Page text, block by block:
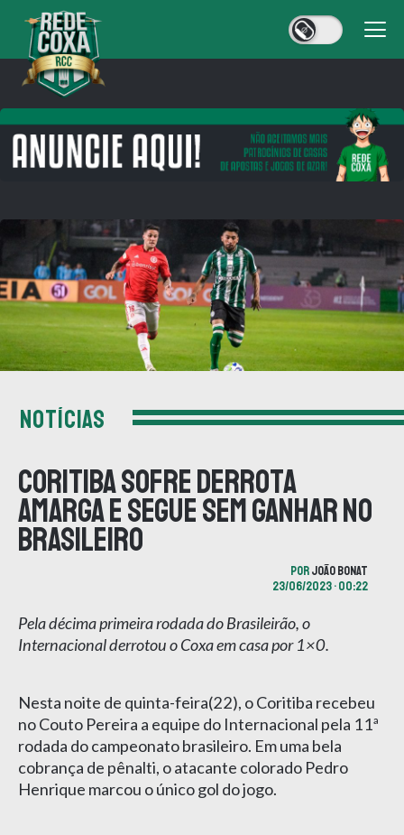
NOTÍCIAS
Coritiba sofre derrota
amarga e segue sem ganhar no
Brasileiro
PORJOÃO BONAT
23/06/2023 • 00:22
Pela décima primeira rodada do Brasileirão, o
Internacional derrotou o Coxa em casa por 1×0.
Nesta noite de quinta-feira(22), o Coritiba recebeu
no Couto Pereira a equipe do Internacional pela 11ª
rodada do campeonato brasileiro. Em uma bela
cobrança de pênalti, o atacante colorado Pedro
Henrique marcou o único gol do jogo.